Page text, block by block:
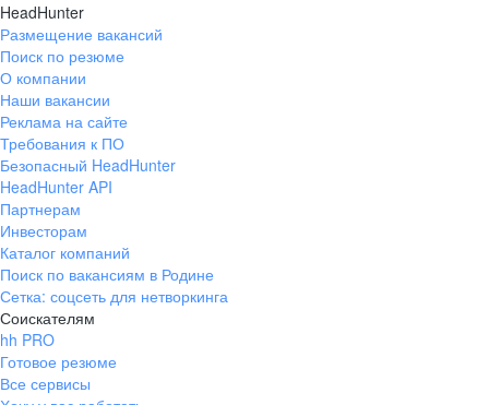
HeadHunter
Размещение вакансий
Поиск по резюме
О компании
Наши вакансии
Реклама на сайте
Требования к ПО
Безопасный HeadHunter
HeadHunter API
Партнерам
Инвесторам
Каталог компаний
Поиск по вакансиям в Родине
Сетка: соцсеть для нетворкинга
Соискателям
hh PRO
Готовое резюме
Все сервисы